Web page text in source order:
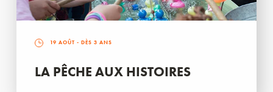
19 AOÛT - DÈS 3 ANS
LA PÊCHE AUX HISTOIRES